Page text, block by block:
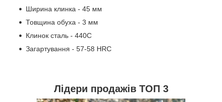
Ширина клинка - 45 мм
Товщина обуха - 3 мм
Клинок сталь - 440С
Загартування - 57-58 HRC
Лідери продажів ТОП 3